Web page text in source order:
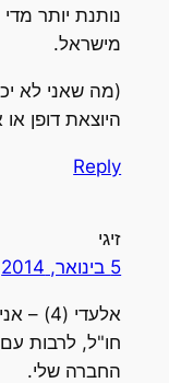
נותנת יותר מדי
מישראל.
(מה שאני לא
היוצאת דופן או
Reply
זיגי
אלעדי (4)
חו"ל, לרבות עם
החברה שלי.